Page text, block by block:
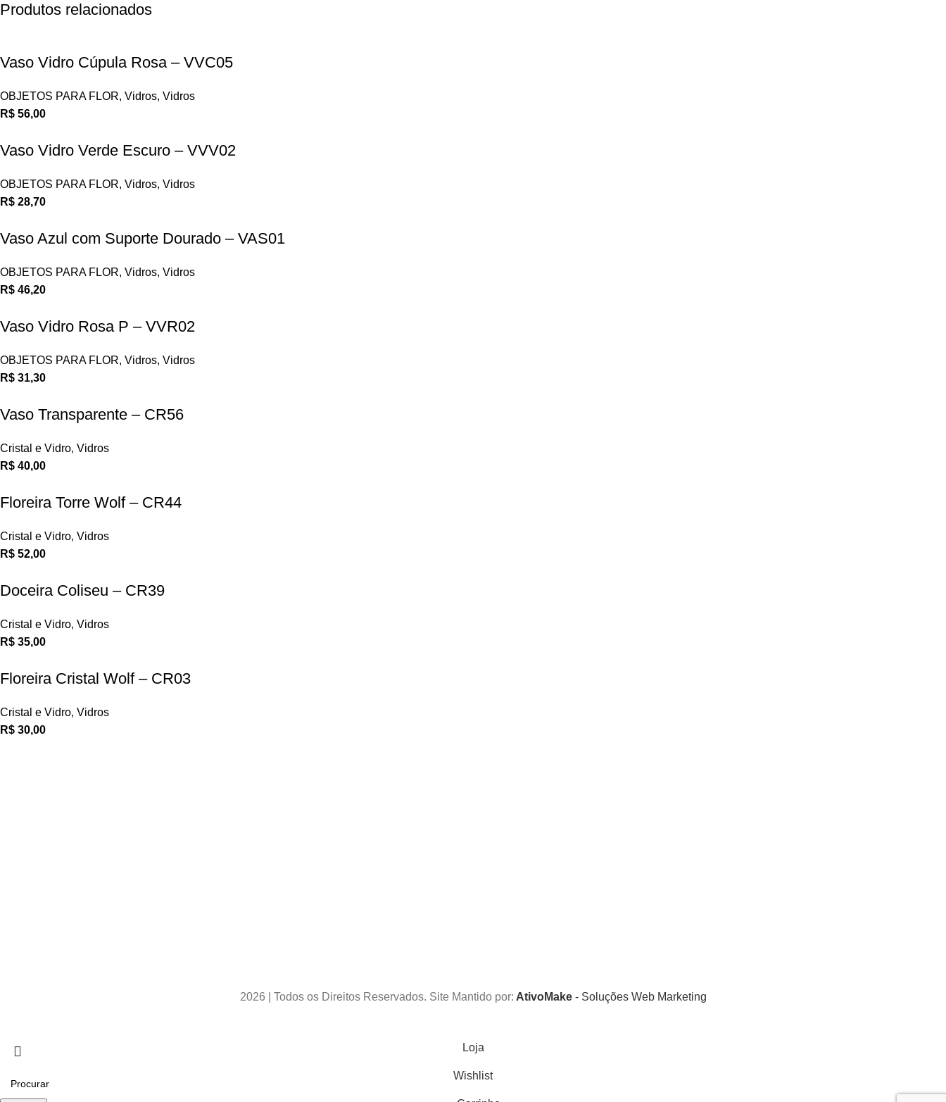
Produtos relacionados
Vaso Vidro Cúpula Rosa – VVC05
OBJETOS PARA FLOR, Vidros, Vidros
R$ 56,00
Vaso Vidro Verde Escuro – VVV02
OBJETOS PARA FLOR, Vidros, Vidros
R$ 28,70
Vaso Azul com Suporte Dourado – VAS01
OBJETOS PARA FLOR, Vidros, Vidros
R$ 46,20
Vaso Vidro Rosa P – VVR02
OBJETOS PARA FLOR, Vidros, Vidros
R$ 31,30
Vaso Transparente – CR56
Cristal e Vidro, Vidros
R$ 40,00
Floreira Torre Wolf – CR44
Cristal e Vidro, Vidros
R$ 52,00
Doceira Coliseu – CR39
Cristal e Vidro, Vidros
R$ 35,00
Floreira Cristal Wolf – CR03
Cristal e Vidro, Vidros
R$ 30,00
2026 | Todos os Direitos Reservados. Site Mantido por: AtivoMake- Soluções Web Marketing
Loja
Wishlist